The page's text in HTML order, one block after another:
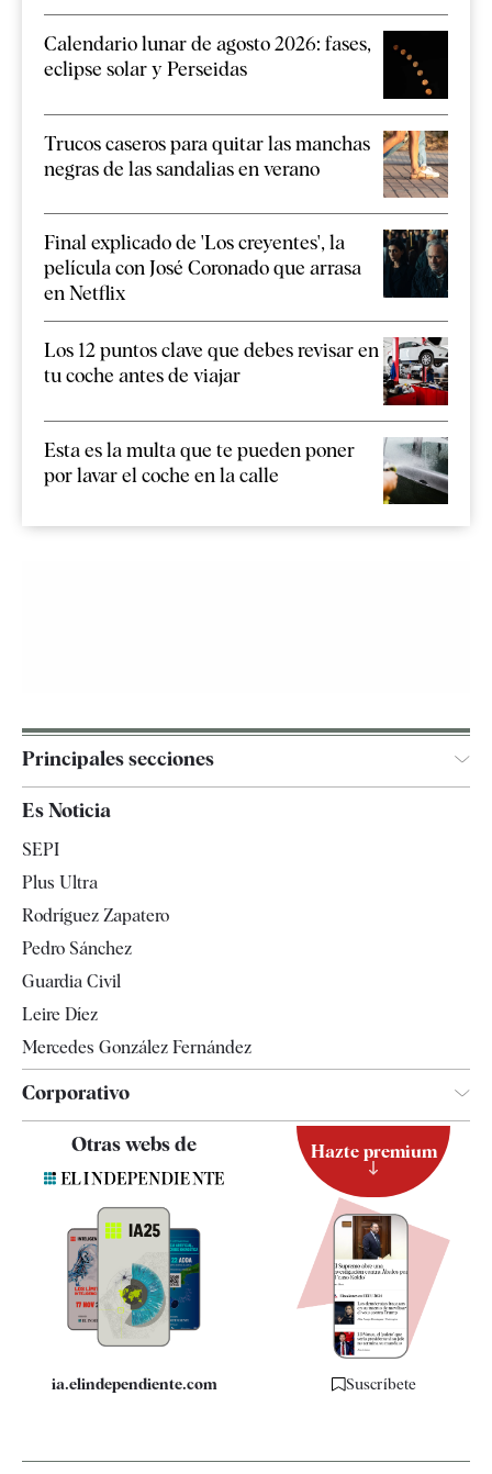
Calendario lunar de agosto 2026: fases,
eclipse solar y Perseidas
Trucos caseros para quitar las manchas
negras de las sandalias en verano
Final explicado de 'Los creyentes', la
película con José Coronado que arrasa
en Netflix
Los 12 puntos clave que debes revisar en
tu coche antes de viajar
Esta es la multa que te pueden poner
por lavar el coche en la calle
Principales secciones
España
Televisión
Es Noticia
SEPI
Plus Ultra
Rodríguez Zapatero
Pedro Sánchez
Guardia Civil
Leire Díez
Mercedes González Fernández
Corporativo
Contacto
Quiénes somos
Especificaciones
Otras webs de
ia.elindependiente.com
Hazte premium
Suscríbete